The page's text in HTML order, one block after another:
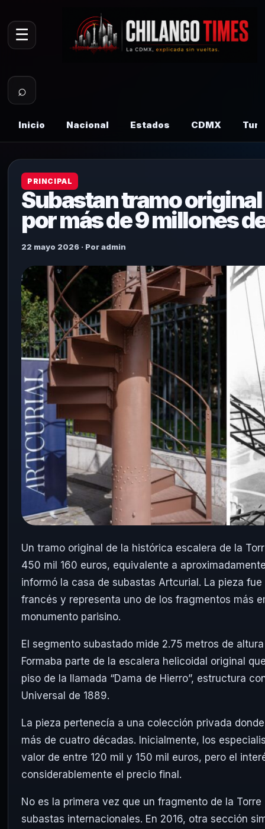
☰
⌕
Inicio Nacional Estados CDMX
PRINCIPAL
Subastan tramo original
por más de 9 millones
22 mayo 2026 · Por admin
Un tramo original de la histórica escalera de la
450 mil 160 euros, equivalente a
informó la casa de subastas Artcurial. La pieza
francés y representa uno de los fragmentos más
monumento parisino.
El segmento subastado mide 2.75 metros de
Formaba parte de la escalera helicoidal original
piso de la llamada “Dama de Hierro”, estructura
Universal de 1889.
La pieza pertenecía a una colección privada
más de cuatro décadas. Inicialmente, los
valor de entre 120 mil y 150 mil euros, pero el
considerablemente el precio final.
No es la primera vez que un fragmento de la
subastas internacionales. En 2016, otra sección